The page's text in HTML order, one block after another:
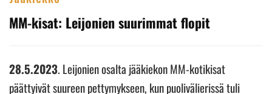
MM-kisat: Leijonien suurimmat flopit
28.5.2023. Leijonien osalta jääkiekon MM-kotikisat
päättyivät suureen pettymykseen, kun puolivälierissä tuli